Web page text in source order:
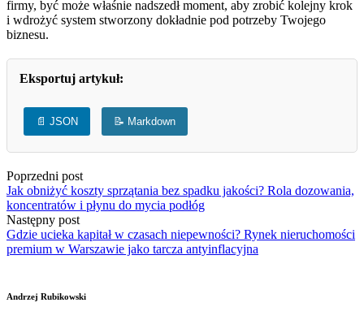
firmy, być może właśnie nadszedł moment, aby zrobić kolejny krok
i wdrożyć system stworzony dokładnie pod potrzeby Twojego
biznesu.
Eksportuj artykuł:
📄 JSON 📝 Markdown
Poprzedni post
Jak obniżyć koszty sprzątania bez spadku jakości? Rola dozowania,
koncentratów i płynu do mycia podłóg
Następny post
Gdzie ucieka kapitał w czasach niepewności? Rynek nieruchomości
premium w Warszawie jako tarcza antyinflacyjna
Andrzej Rubikowski